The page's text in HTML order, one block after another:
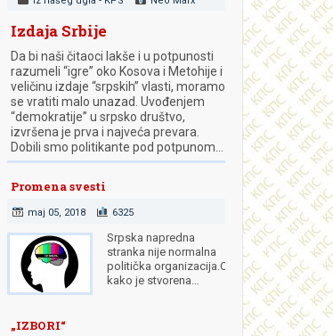
Izdaja Srbije
Da bi naši čitaoci lakše i u potpunosti
razumeli “igre” oko Kosova i Metohije i
veličinu izdaje “srpskih” vlasti, moramo
se vratiti malo unazad. Uvođenjem
“demokratije” u srpsko društvo,
izvršena je prva i najveća prevara.
Dobili smo politikante pod potpunom…
Promena svesti
maj 05, 2018 6325
Srpska napredna
stranka nije normalna
politička organizacija.Od
kako je stvorena…
„IZBORI“